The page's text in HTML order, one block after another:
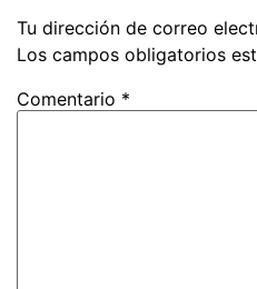
Tu dirección de correo
Los campos obligatorios
Comentario *